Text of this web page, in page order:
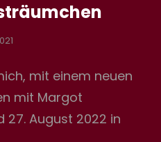
mit einem neuen
mit Margot
27. August 2022 in